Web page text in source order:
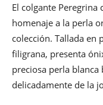
El colgante
homenaje a la perla
colección. Tallada en
filigrana, presenta
preciosa perla blanca
delicadamente de la